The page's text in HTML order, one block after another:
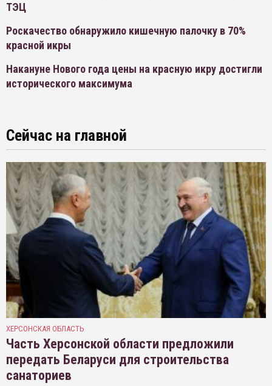
ТЭЦ
Роскачество обнаружило кишечную палочку в 70%
красной икры
Накануне Нового года цены на красную икру достигли
исторического максимума
Сейчас на главной
ХЕРСОНСКАЯ ОБЛАСТЬ
Часть Херсонской области предложили
передать Беларуси для строительства
санаториев